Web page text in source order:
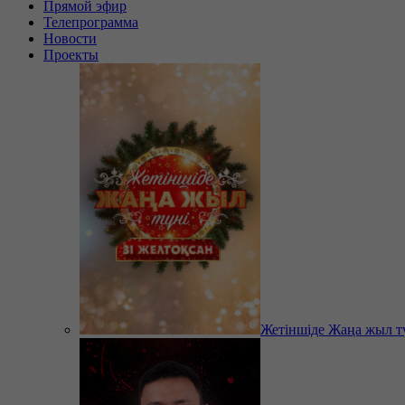
Прямой эфир
Телепрограмма
Новости
Проекты
Жетіншіде Жаңа жыл